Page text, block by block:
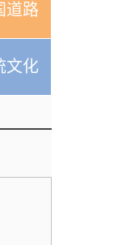
道路
文化